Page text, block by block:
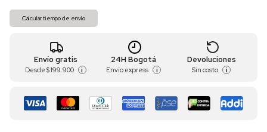
Calcular tiempo de envío
Envío gratis
Desde $ 199.900 i
24H Bogotá
Envío express i
Devoluciones
Sin costo i